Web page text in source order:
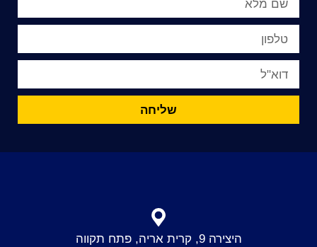
שליחה
היצירה 9, קרית אריה, פתח תקווה